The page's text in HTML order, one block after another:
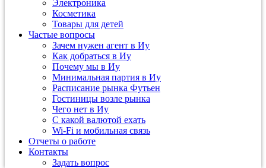
Электроника
Косметика
Товары для детей
Частые вопросы
Зачем нужен агент в Иу
Как добраться в Иу
Почему мы в Иу
Минимальная партия в Иу
Расписание рынка Футьен
Гостиницы возле рынка
Чего нет в Иу
С какой валютой ехать
Wi-Fi и мобильная связь
Отчеты о работе
Контакты
Задать вопрос